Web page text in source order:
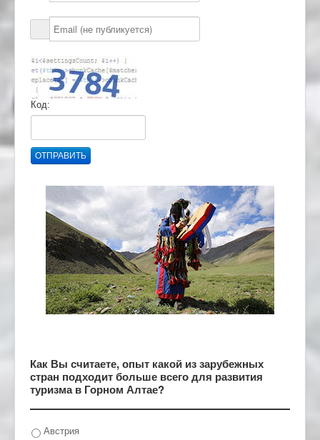
Код:
ОТПРАВИТЬ
Как Вы считаете, опыт какой из зарубежных
стран подходит больше всего для развития
туризма в Горном Алтае?
Австрия